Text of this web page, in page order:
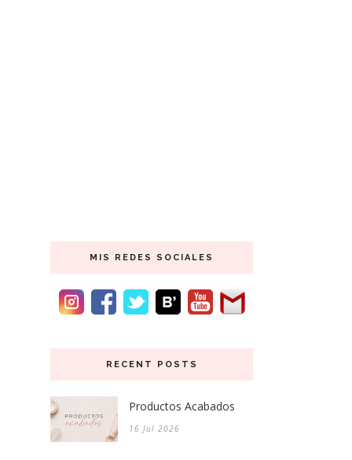
MIS REDES SOCIALES
RECENT POSTS
Productos Acabados
16 Jul 2026